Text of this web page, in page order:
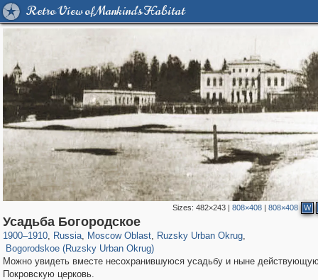
Retro View of Mankind's Habitat
Sizes: 482×243| 808×408| 808×408 W
Усадьба Богородское
1900–1910, Russia
1,407,857 29,263
, Moscow Oblast
96,662 1,691
, Ruzsky Urban Okrug,
Bogorodskoe (Ruzsky Urban Okrug)
67
Можно увидеть вместе несохранившуюся усадьбу и ныне
Покровскую церковь.